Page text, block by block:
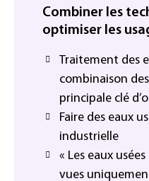
Combiner les
optimiser les
Traitement des
combinaison
principale clé
Faire des eaux
industrielle
« Les eaux
vues